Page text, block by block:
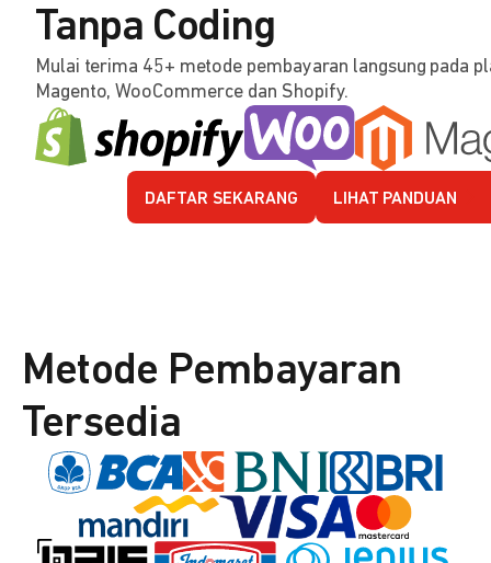
Tanpa Coding
Mulai terima 45+ metode pembayaran langsung pada
Magento, WooCommerce dan Shopify.
DAFTAR SEKARANG LIHAT PANDUAN
Metode Pembayaran
Tersedia